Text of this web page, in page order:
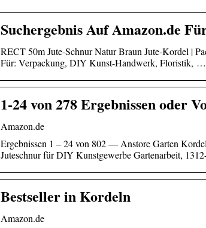
Suchergebnis Auf Amazon.de
RECT 50m Jute-Schnur Natur Braun Jute-Kordel |
Für: Verpackung, DIY Kunst-Handwerk, Floristik, …
1-24 von 278 Ergebnissen oder
Amazon.de
Ergebnissen 1 – 24 von 802 — Anstore Garten
Juteschnur für DIY Kunstgewerbe Gartenarbeit,
Bestseller in Kordeln
Amazon.de